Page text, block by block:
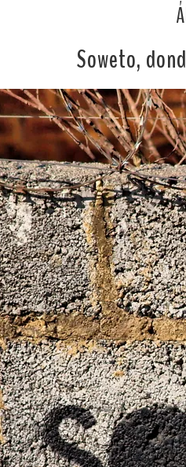
Soweto,